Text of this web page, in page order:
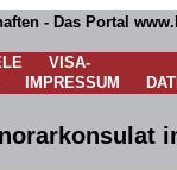
- Das Portal
VISA-
IMPRESSUM